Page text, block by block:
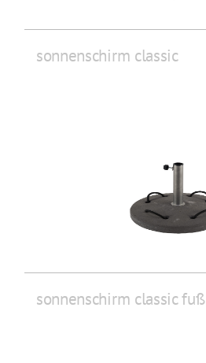
sonnenschirm classic
sonnenschirm classic fuß